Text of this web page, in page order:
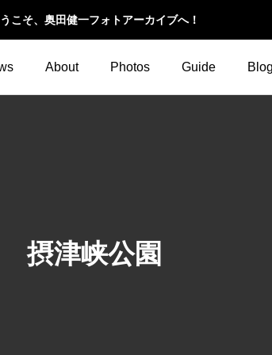
こそ、奥田健一フォトアーカイブへ！
About Photos Guide Blog
摂津峡公園